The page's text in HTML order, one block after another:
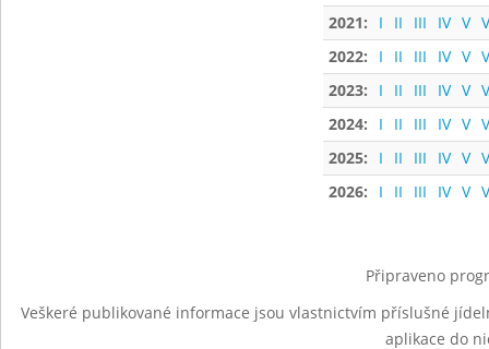
2021:
I II III IV V
2022:
I II III IV V
2023:
I II III IV V
2024:
I II III IV V
2025:
I II III IV V
2026:
I II III IV V
Připraveno
Veškeré publikované informace jsou vlastnictvím příslušné
aplikace do